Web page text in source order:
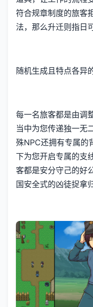
符合规章制度的旅客
法，那么升迁则指日
随机生成且特点各异
每一名旅客都是由调
当中为您传递独一无
殊NPC还拥有专属的
下为您开启专属的支
客都是安分守己的好
国安全式的凶徒捉拿